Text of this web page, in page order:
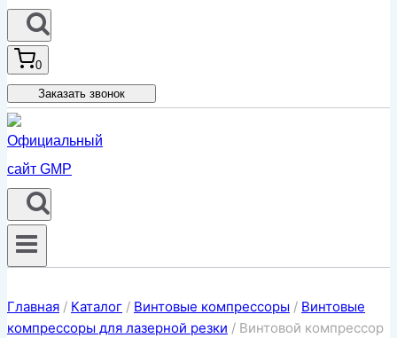
0
Заказать звонок
Главная / Каталог / Винтовые компрессоры / Винтовые
компрессоры для лазерной резки / Винтовой компрессор